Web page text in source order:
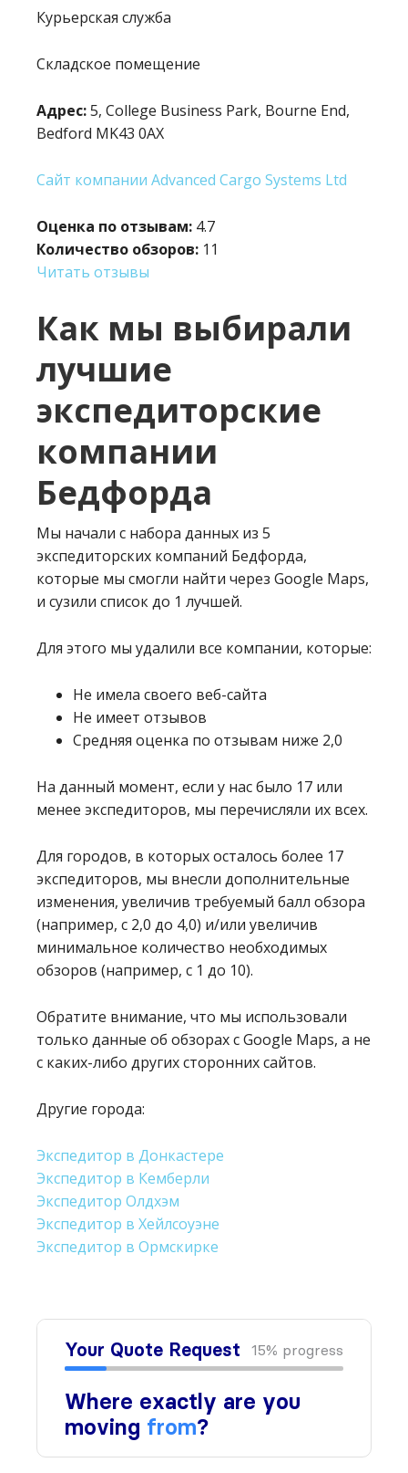
Курьерская служба
Складское помещение
Адрес:5, College Business Park, Bourne End,
Bedford MK43 0AX
Сайт компании Advanced Cargo Systems Ltd
Оценка по отзывам: 4.7
Количество обзоров: 11
Читать отзывы
Как мы выбирали
лучшие
экспедиторские
компании
Бедфорда
Мы начали с набора данных из 5
экспедиторских компаний Бедфорда,
которые мы смогли найти через Google Maps,
и сузили список до 1 лучшей.
Для этого мы удалили все компании, которые:
Не имела своего веб-сайта
Не имеет отзывов
Средняя оценка по отзывам ниже 2,0
На данный момент, если у нас было 17 или
менее экспедиторов, мы перечисляли их всех.
Для городов, в которых осталось более 17
экспедиторов, мы внесли дополнительные
изменения, увеличив требуемый балл обзора
(например, с 2,0 до 4,0) и/или увеличив
минимальное количество необходимых
обзоров (например, с 1 до 10).
Обратите внимание, что мы использовали
только данные об обзорах с Google Maps, а не
с каких-либо других сторонних сайтов.
Другие города:
Экспедитор в Донкастере
Экспедитор в Кемберли
Экспедитор Олдхэм
Экспедитор в Хейлсоуэне
Экспедитор в Ормскирке